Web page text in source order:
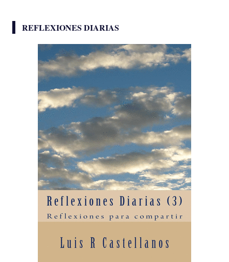
REFLEXIONES DIARIAS